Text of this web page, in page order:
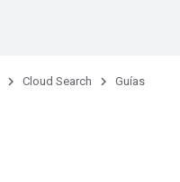
Cloud Search Guías